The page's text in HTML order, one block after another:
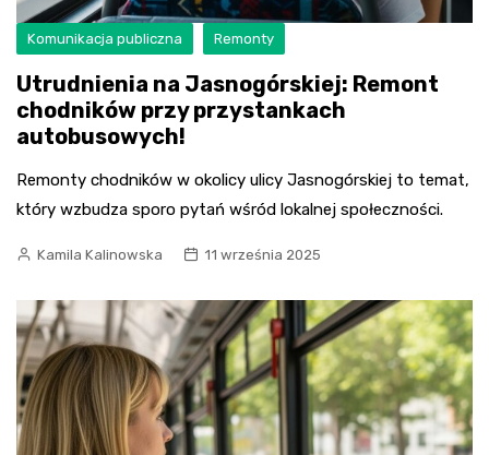
Komunikacja publiczna Remonty
Utrudnienia na Jasnogórskiej: Remont
chodników przy przystankach
autobusowych!
Remonty chodników w okolicy ulicy Jasnogórskiej to temat,
który wzbudza sporo pytań wśród lokalnej społeczności.
Kamila Kalinowska 11 września 2025